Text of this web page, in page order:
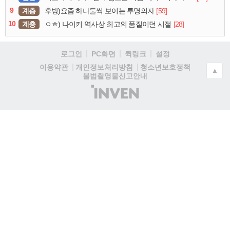
9
계층 후방)요즘 하나둘씩 보이는 투명의자 [59]
10
계층 ㅇㅎ) 나이키 역사상 최고의 품질이던 시절 [28]
로그인 PC화면 퀵링크
설정
이용약관
개인정보처리방침
청소년보호정책
불법촬영물신고안내
(주)
인
▲